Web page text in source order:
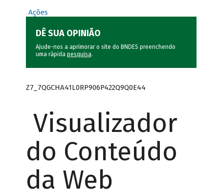
Ações
DÊ SUA OPINIÃO
Ajude-nos a aprimorar o site do BNDES preenchendo
uma rápida pesquisa.
Z7_7QGCHA41L0RP906P422Q9Q0E44
Visualizador
do Conteúdo
da Web